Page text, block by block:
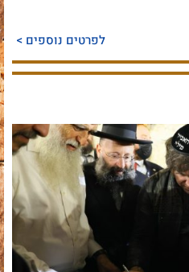
לפרטים נוספים >